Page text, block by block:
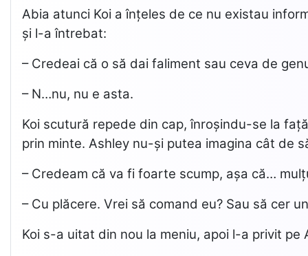
Abia atunci Koi a înțeles de ce nu existau
și l-a întrebat:
– Credeai că o să dai faliment sau ceva de
– N…nu, nu e asta.
Koi scutură repede din cap, înroșindu-se la
prin minte. Ashley nu-și putea imagina cât de
– Credeam că va fi foarte scump, așa că…
– Cu plăcere. Vrei să comand eu? Sau să cer
Koi s-a uitat din nou la meniu, apoi l-a privit pe